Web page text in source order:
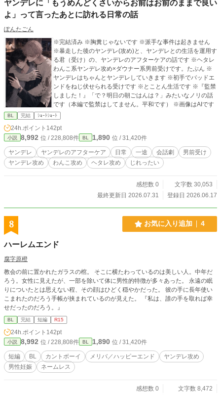
ヤンデレに「もうめんどくさいからお前はお前のままで良い
よ」って言ったあとに訪れる日常の話
ぽんたごん
※完結済み ※胸糞じゃないです ※派手な事件は起きません
※暴走した後のヤンデレ(攻め)と、ヤンデレとの生活を運用す
る君（受け）の、ヤンデレのアフターケアの話です ※ヘタレ
わんこ系ヤンデレ攻め×ダウナー系男前受けです。たぶん ※
ヤンデレはちゃんとヤンデレしていきます ※初手でバッドエ
ンドをねじ伏せられる受けです ※とことん生活です ※『監禁
しました！』「で？明日の朝ごはんは？」みたいなノリの話
です（本編で監禁はしてません。平和です） ※画像はAIです
BL 完結 ｼｮｰﾄｼｮｰﾄ
24h.ポイント 142pt
小説 8,992 位 / 228,808件 BL 1,890 位 / 31,420件
ヤンデレ ヤンデレのアフターケア 日常 一途 会話劇
男前受け
ヤンデレ攻め
わんこ攻め ヘタレ攻め じれったい
感想数 0
文字数 30,053
最終更新日 2026.07.31
登録日 2026.06.17
8 お気に入り追加 4
ハーレムエンド
腐字原橙
教会の前に置かれたガラスの棺。 そこに横たわっているのは美しい人。中年だ
ろう。女性に見えたが、一部を除いて体に男性的特徴が多々あった。 永遠の眠
りについたとは思えない程、その顔はひどく穏やかだった。 彼の手に長年使い
こまれたのだろう手帳が挟まれているのが見えた。 『私は、誰の手を取れば幸
せだったのだろう。』
BL 完結 短編 R15
24h.ポイント 142pt
小説 8,992 位 / 228,808件 BL 1,890 位 / 31,420件
短編 BL カントボーイ メリバ／ハッピーエンド
ヤンデレ攻め
男性妊娠
ネームレス
感想数 0
文字数 8,472